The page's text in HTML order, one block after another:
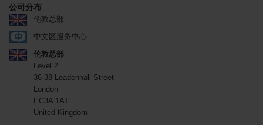
公司分布
伦敦总部
中文区服务中心
伦敦总部
Level 2
36-38 Leadenhall Street
London
EC3A 1AT
United Kingdom